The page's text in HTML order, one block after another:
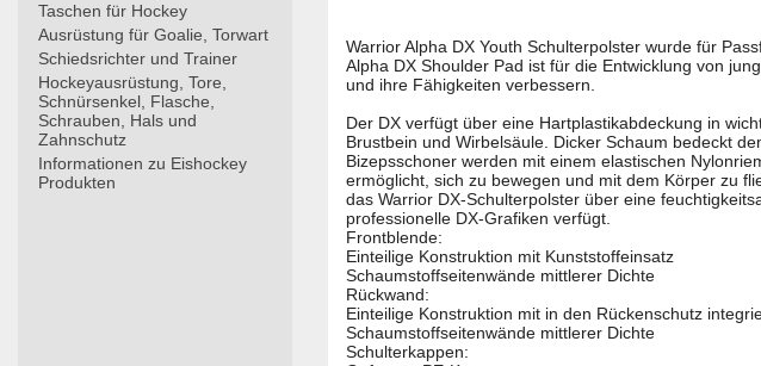
Taschen für Hockey
Ausrüstung für Goalie, Torwart
Schiedsrichter und Trainer
Hockeyausrüstung, Tore,
Schnürsenkel, Flasche,
Schrauben, Hals und
Zahnschutz
Informationen zu Eishockey
Produkten
Warrior Alpha DX Youth Schulterpolster wurde für
Alpha DX Shoulder Pad ist für die Entwicklung von
und ihre Fähigkeiten verbessern.
Der DX verfügt über eine Hartplastikabdeckung in
Brustbein und Wirbelsäule. Dicker Schaum bedeckt
Bizepsschoner werden mit einem elastischen
ermöglicht, sich zu bewegen und mit dem Körper zu
das Warrior DX-Schulterpolster über eine
professionelle DX-Grafiken verfügt.
Frontblende:
Einteilige Konstruktion mit Kunststoffeinsatz
Schaumstoffseitenwände mittlerer Dichte
Rückwand:
Einteilige Konstruktion mit in den Rückenschutz
Schaumstoffseitenwände mittlerer Dichte
Schulterkappen: